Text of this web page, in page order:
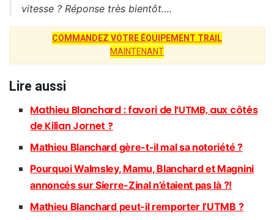
vitesse ? Réponse très bientôt….
COMMANDEZ VOTRE ÉQUIPEMENT TRAIL
MAINTENANT
Lire aussi
Mathieu Blanchard : favori de l’UTMB, aux côtés
de Kilian Jornet ?
Mathieu Blanchard gère-t-il mal sa notoriété ?
Pourquoi Walmsley, Mamu, Blanchard et Magnini
annoncés sur Sierre-Zinal n’étaient pas là ?!
Mathieu Blanchard peut-il remporter l’UTMB ?